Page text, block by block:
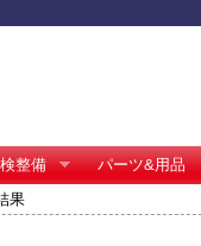
整備
パーツ&用品
果